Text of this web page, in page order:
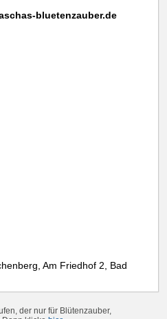
bluetenzauber.de
Am Friedhof 2, Bad
der nur für Blütenzauber,